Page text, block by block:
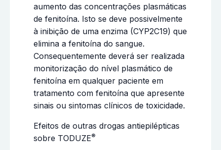
aumento das concentrações plasmáticas
de fenitoína. Isto se deve possivelmente
à inibição de uma enzima (CYP2C19) que
elimina a fenitoína do sangue.
Consequentemente deverá ser realizada
monitorização do nível plasmático de
fenitoína em qualquer paciente em
tratamento com fenitoína que apresente
sinais ou sintomas clínicos de toxicidade.
Efeitos de outras drogas antiepilépticas
sobre TODUZE®